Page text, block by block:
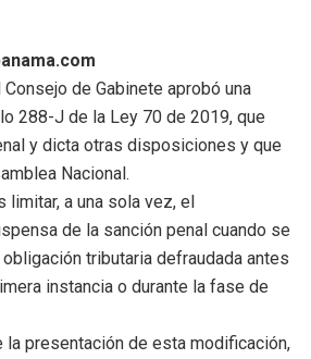
de Gabinete aprobó una
288-J de la Ley 70 de 2019, que
y dicta otras disposiciones y que
Nacional.
limitar, a una sola vez, el
de la sanción penal cuando se
tributaria defraudada antes
instancia o durante la fase de
la presentación de esta modificación,